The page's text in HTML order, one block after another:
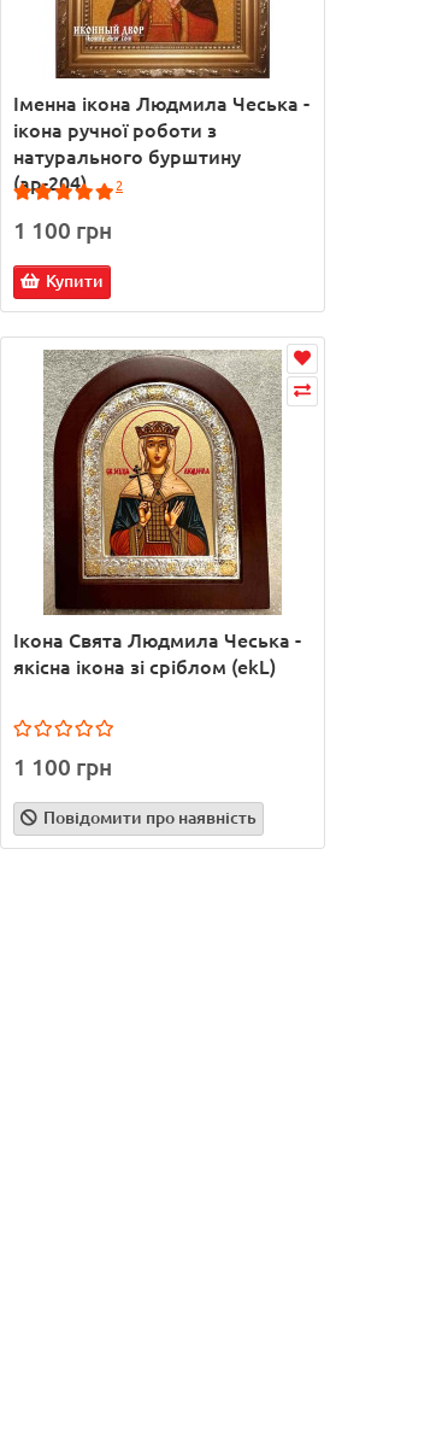
Іменна ікона Людмила Чеська -
ікона ручної роботи з
натурального бурштину
(ар-204)
2
1 100 грн
Купити
Ікона Свята Людмила Чеська -
якісна ікона зі сріблом (ekL)
1 100 грн
Повідомити про наявність